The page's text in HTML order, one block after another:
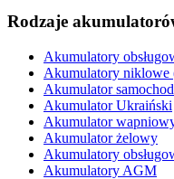
Rodzaje
Akumulatory
Akumulatory niklowe
Akumulator
Akumulator Ukraiński
Akumulator
Akumulator żelowy
Akumulatory
Akumulatory AGM